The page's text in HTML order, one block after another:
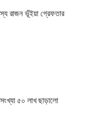
রাজন ভূঁইয়া গ্রেফতার
৫০ লাখ ছাড়ালো